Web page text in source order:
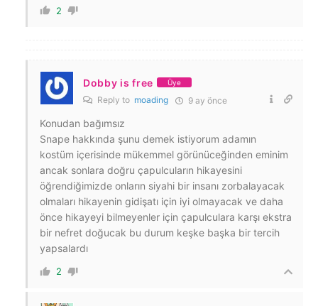
2
Dobby is free Üye
Reply to moading 9 ay önce
Konudan bağımsız
Snape hakkında şunu demek istiyorum adamın
kostüm içerisinde mükemmel görünüceğinden eminim
ancak sonlara doğru çapulcuların hikayesini
öğrendiğimizde onların siyahi bir insanı zorbalayacak
olmaları hikayenin gidişatı için iyi olmayacak ve daha
önce hikayeyi bilmeyenler için çapulculara karşı ekstra
bir nefret doğucak bu durum keşke başka bir tercih
yapsalardı
2